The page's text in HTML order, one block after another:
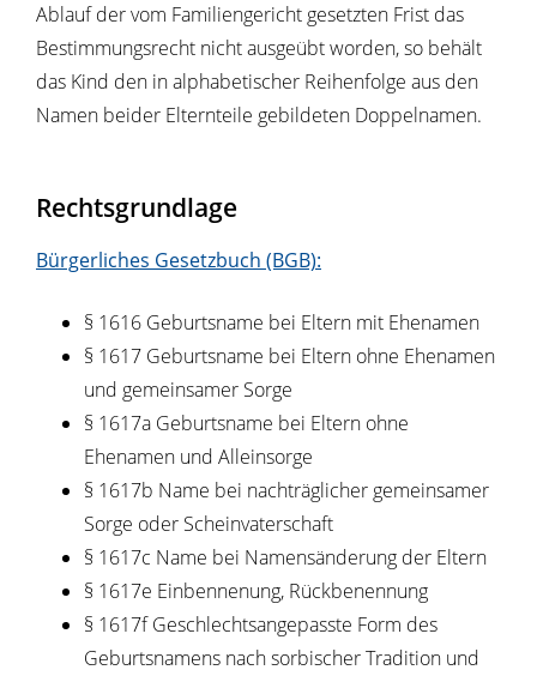
Ablauf der vom Familiengericht gesetzten Frist das
Bestimmungsrecht nicht ausgeübt worden, so behält
das Kind den in alphabetischer Reihenfolge aus den
Namen beider Elternteile gebildeten Doppelnamen.
Rechtsgrundlage
Bürgerliches Gesetzbuch (BGB):
§ 1616 Geburtsname bei Eltern mit Ehenamen
§ 1617 Geburtsname bei Eltern ohne Ehenamen
und gemeinsamer Sorge
§ 1617a Geburtsname bei Eltern ohne
Ehenamen und Alleinsorge
§ 1617b Name bei nachträglicher gemeinsamer
Sorge oder Scheinvaterschaft
§ 1617c Name bei Namensänderung der Eltern
§ 1617e Einbennenung, Rückbenennung
§ 1617f Geschlechtsangepasste Form des
Geburtsnamens nach sorbischer Tradition und